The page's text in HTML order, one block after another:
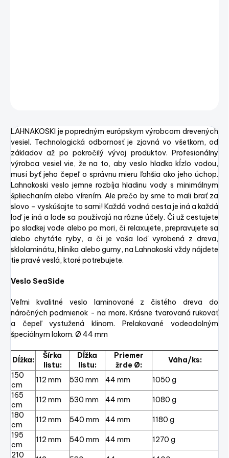
LAHNAKOSKI je popredným európskym výrobcom drevených
vesiel. Technologická odbornosť je zjavná vo všetkom, od
základov až po pokročilý vývoj produktov. Profesionálny
výrobca vesiel vie, že na to, aby veslo hladko kĺzlo vodou,
musí byť jeho čepeľ o správnu mieru ľahšia ako jeho úchop.
Lahnakoski veslo jemne rozbíja hladinu vody s minimálnym
špliechaním alebo vírením. Ale prečo by sme to mali brať za
slovo – vyskúšajte to sami! Každá vodná cesta je iná a každá
loď je iná a lode sa používajú na rôzne účely. Či už cestujete
po sladkej vode alebo po mori, či relaxujete, prepravujete sa
alebo chytáte ryby, a či je vaša loď vyrobená z dreva,
sklolaminátu, hliníka alebo gumy, na Lahnakoski vždy nájdete
tie pravé veslá, ktoré potrebujete.
Veslo SeaSide
Veľmi kvalitné veslo laminované z čistého dreva do
náročných podmienok - na more. Krásne tvarovaná rukoväť
a čepeľ vystužená klinom. Prelakované vodeodolným
špeciálnym lakom. Ø 44 mm
Dĺžka:
Šírka
listu:
Dĺžka
listu:
Priemer
žrde Ø:
Váha/ks:
150
cm
112 mm 530 mm 44 mm
1050 g
165
cm
112 mm 530 mm 44 mm
1080 g
180
cm
112 mm 540 mm 44 mm
1180 g
195
cm
112 mm 540 mm 44 mm
1270 g
210